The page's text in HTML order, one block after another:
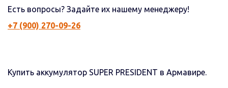
Есть вопросы? Задайте их нашему менеджеру!
+7 (900) 270-09-26
Купить аккумулятор SUPER PRESIDENT в Армавире.